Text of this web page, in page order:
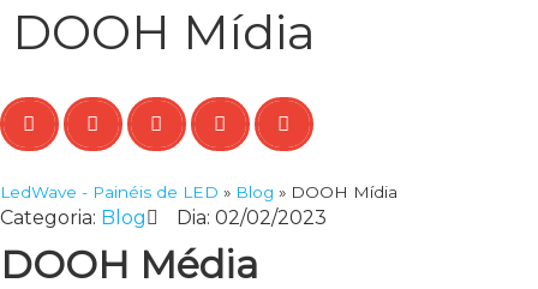
DOOH Mídia
LedWave - Painéis de LED » Blog » DOOH Mídia
Categoria: Blog Dia: 02/02/2023
DOOH Média